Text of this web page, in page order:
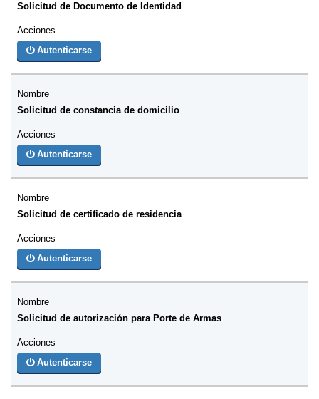
Solicitud de Documento de Identidad
Autenticarse
Solicitud de constancia de domicilio
Autenticarse
Solicitud de certificado de residencia
Autenticarse
Solicitud de autorización para Porte de Armas
Autenticarse